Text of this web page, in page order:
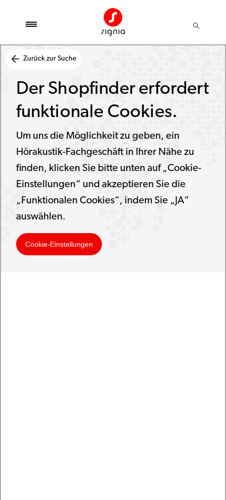
Zurück zur Suche
Der Shopfinder erfordert
funktionale Cookies.
Um uns die Möglichkeit zu geben, ein
Hörakustik-Fachgeschäft in Ihrer Nähe zu
finden, klicken Sie bitte unten auf „Cookie-
Einstellungen“ und akzeptieren Sie die
„Funktionalen Cookies“, indem Sie „JA“
auswählen.
Cookie-Einstellungen